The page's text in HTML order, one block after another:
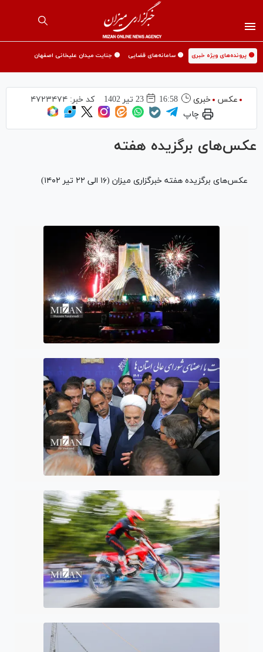
🟡 پرونده‌های ویژه خبری 🟡 سامانه‌های قضایی 🟡 جنایت میدان علیخانی اصفهان
عکس خبری 16:58 23 تير 1402 کد خبر: ۴۷۲۳۴۷۴
چاپ
عکس‌های برگزیده هفته
عکس‌های برگزیده هفته خبرگزاری میزان (۱۶ الی ۲۲ تیر ۱۴۰۲)